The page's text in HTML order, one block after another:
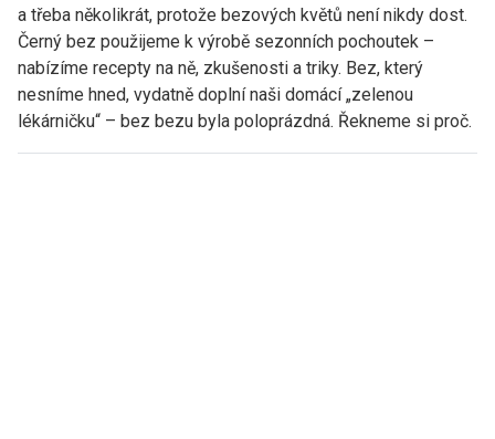
a třeba několikrát, protože bezových květů není nikdy dost.
Černý bez použijeme k výrobě sezonních pochoutek –
nabízíme recepty na ně, zkušenosti a triky. Bez, který
nesníme hned, vydatně doplní naši domácí „zelenou
lékárničku“ – bez bezu byla poloprázdná. Řekneme si proč.